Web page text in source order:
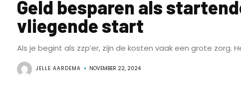
Geld besparen als
vliegende start
Als je begint als zzp’er, zijn de kosten vaak een grote zorg.
JELLE AARDEMA NOVEMBER 22, 2024